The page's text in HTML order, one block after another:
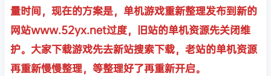
量时间，现在的方案是，单机游戏重新整理发布到新的
网站www.52yx.net过度，旧站的单机资源先关闭维
护。大家下载游戏先去新站搜索下载，老站的单机资源
再重新慢慢整理，等整理好了再重新开启。